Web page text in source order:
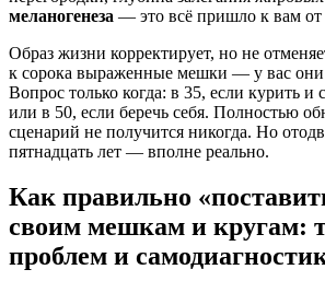
меланогенеза — это всё пришло к вам
Образ жизни корректирует, но не
к сорока выраженные мешки — у вас они
Вопрос только когда: в 35, если курить и
или в 50, если беречь себя. Полностью
сценарий не получится никогда. Но
пятнадцать лет — вполне реально.
Как правильно
своим мешкам и кругам:
проблем и